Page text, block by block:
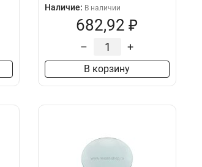
Наличие: В наличии
682,92 ₽
– +
В корзину